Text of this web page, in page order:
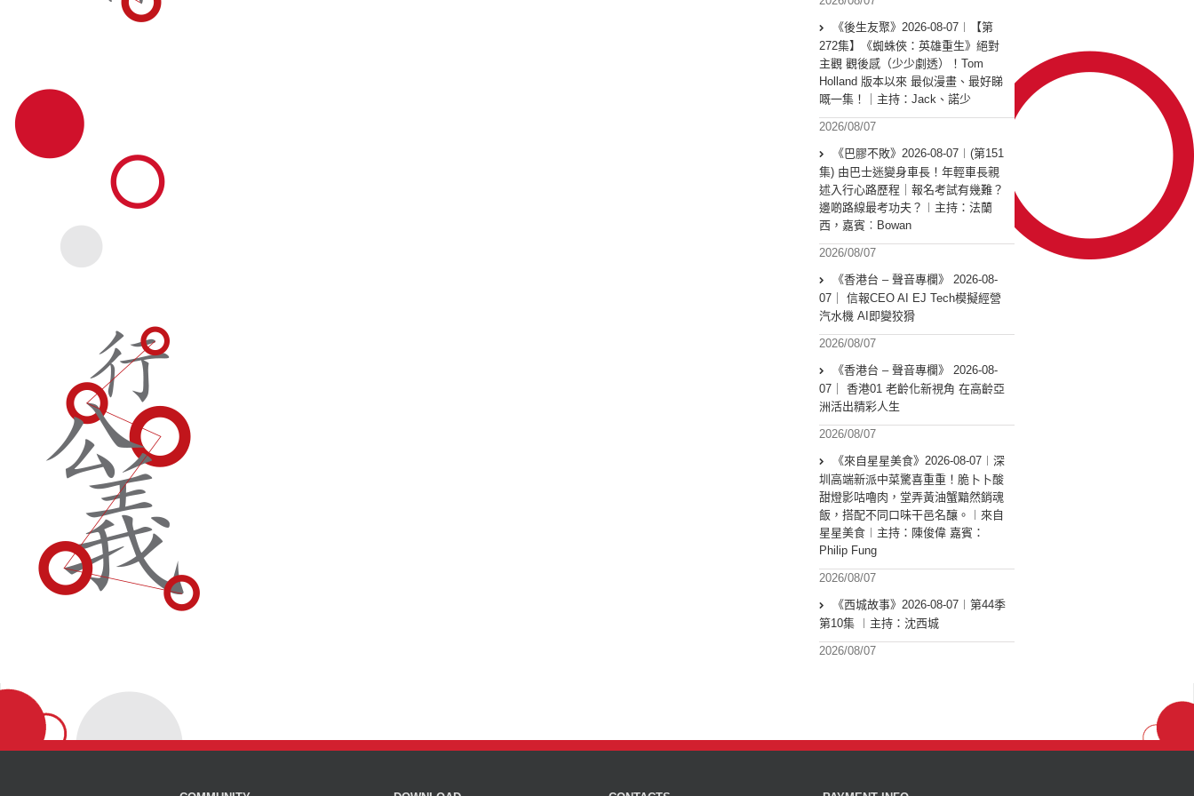
《後生友聚》2026-08-07︱【第
272集】《蜘蛛俠：英雄重生》絕對
主觀 觀後感（少少劇透）！Tom
Holland 版本以來 最似漫畫、最好睇
嘅一集！｜主持：Jack、諾少
2026/08/07
《巴膠不敗》2026-08-07︱(第151
集) 由巴士迷變身車長！年輕車長親
述入行心路歷程｜報名考試有幾難？
邊啲路線最考功夫？︱主持：法蘭
西，嘉賓︰Bowan
2026/08/07
《香港台 – 聲音專欄》 2026-08-
07｜ 信報CEO AI EJ Tech模擬經營
汽水機 AI即變狡猾
2026/08/07
《香港台 – 聲音專欄》 2026-08-
07｜ 香港01 老齡化新視角 在高齡亞
洲活出精彩人生
2026/08/07
《來自星星美食》2026-08-07︱深
圳高端新派中菜驚喜重重！脆卜卜酸
甜燈影咕嚕肉，堂弄黃油蟹黯然銷魂
飯，搭配不同口味干邑名釀。︱來自
星星美食︱主持：陳俊偉 嘉賓：
Philip Fung
2026/08/07
《西城故事》2026-08-07︱第44季
第10集 ︱主持：沈西城
2026/08/07